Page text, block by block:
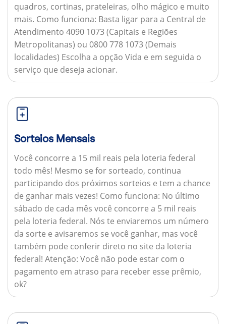
quadros, cortinas, prateleiras, olho mágico e muito
mais. Como funciona: Basta ligar para a Central de
Atendimento 4090 1073 (Capitais e Regiões
Metropolitanas) ou 0800 778 1073 (Demais
localidades) Escolha a opção Vida e em seguida o
serviço que deseja acionar.
Sorteios Mensais
Você concorre a 15 mil reais pela loteria federal
todo mês! Mesmo se for sorteado, continua
participando dos próximos sorteios e tem a chance
de ganhar mais vezes! Como funciona: No último
sábado de cada mês você concorre a 5 mil reais
pela loteria federal. Nós te enviaremos um número
da sorte e avisaremos se você ganhar, mas você
também pode conferir direto no site da loteria
federal! Atenção: Você não pode estar com o
pagamento em atraso para receber esse prêmio,
ok?